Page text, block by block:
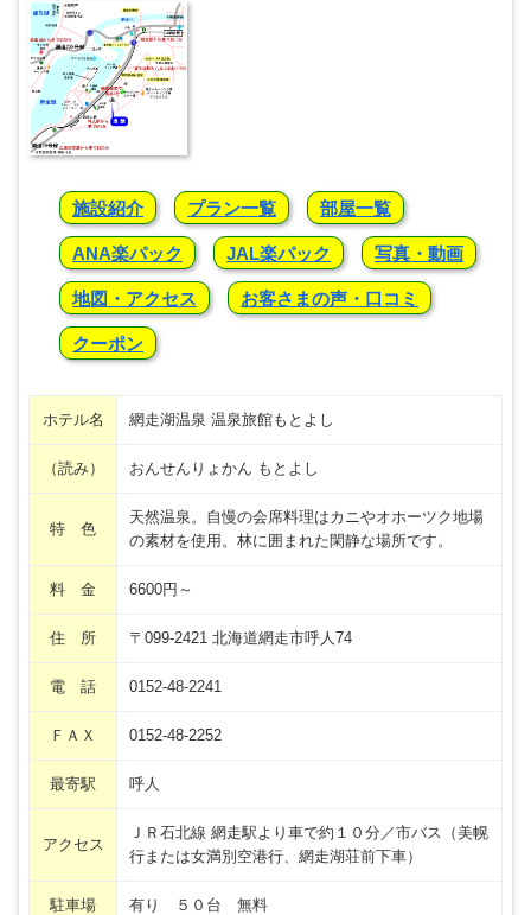
施設紹介 プラン一覧 部屋一覧
ANA楽パック JAL楽パック 写真・動画
地図・アクセス お客さまの声・口コミ
クーポン
ホテル名 網走湖温泉 温泉旅館もとよし
（読み） おんせんりょかん もとよし
特 色
天然温泉。自慢の会席料理はカニやオホーツク地場
の素材を使用。林に囲まれた閑静な場所です。
料 金 6600円～
住 所 〒099-2421 北海道網走市呼人74
電 話 0152-48-2241
ＦＡＸ 0152-48-2252
最寄駅 呼人
アクセス
ＪＲ石北線 網走駅より車で約１０分／市バス（美幌
行または女満別空港行、網走湖荘前下車）
駐車場 有り ５０台 無料